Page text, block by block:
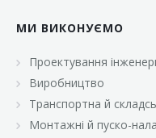
«Класс»
МИ ВИКОНУЄМО
Проектування
Виробництво
Транспортна й
Монтажні й пуско-